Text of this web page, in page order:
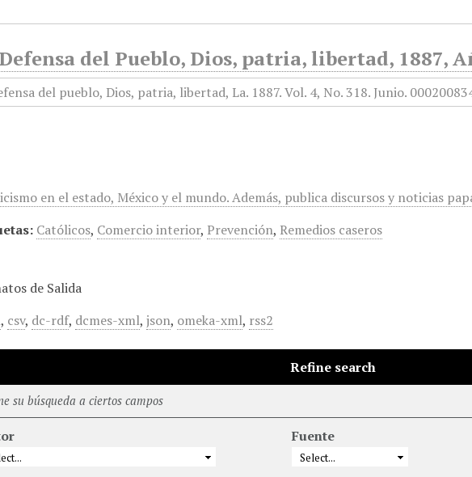
del Pueblo, Dios, patria, libertad, 1887,
en el estado, México y el mundo. Además, publica discursos y noticias
Católicos, Comercio interior, Prevención, Remedios caseros
de Salida
, csv, dc-rdf, dcmes-xml,json, omeka-xml, rss2
Refine search
su búsqueda a ciertos campos
Fuente